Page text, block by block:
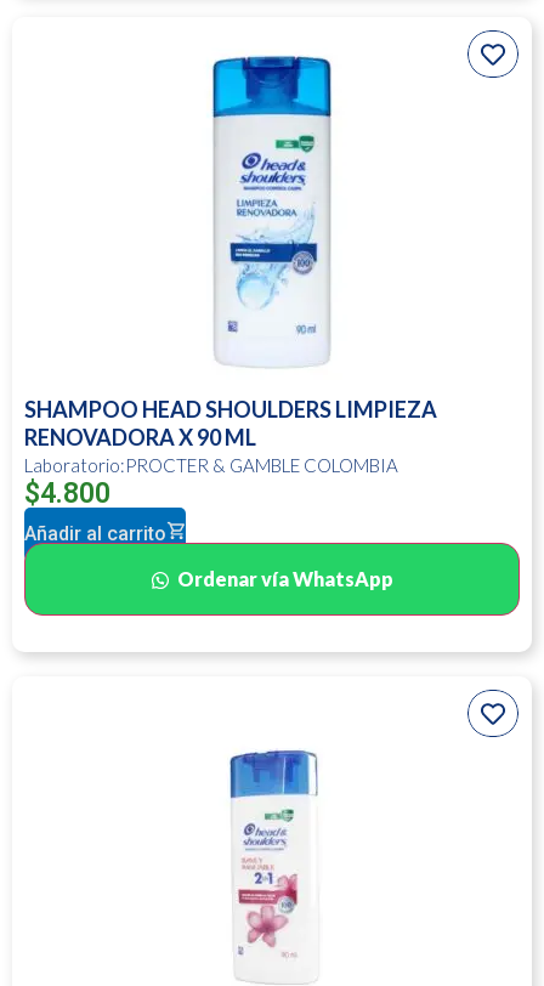
SHAMPOO HEAD SHOULDERS LIMPIEZA
RENOVADORA X 90 ML
Laboratorio:PROCTER & GAMBLE COLOMBIA
$4.800
Añadir al carrito
Ordenar vía WhatsApp